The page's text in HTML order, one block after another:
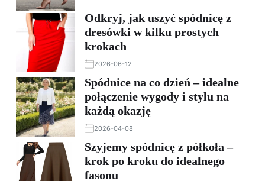
Odkryj, jak uszyć spódnicę z
dresówki w kilku prostych
krokach
2026-06-12
Spódnice na co dzień – idealne
połączenie wygody i stylu na
każdą okazję
2026-04-08
Szyjemy spódnicę z półkoła –
krok po kroku do idealnego
fasonu